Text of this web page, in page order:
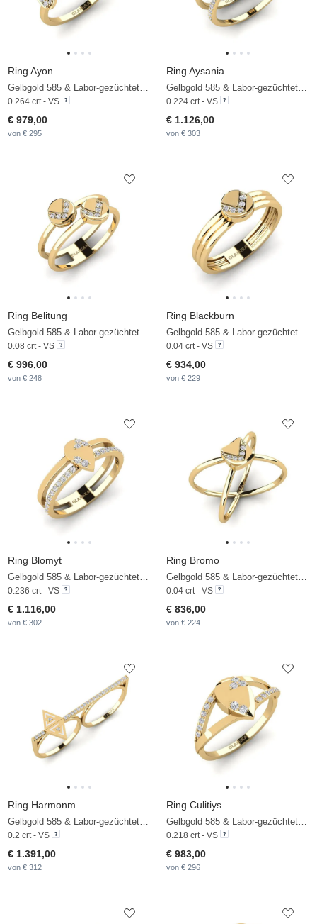
Ring Ayon
0.264 crt - VS
€ 979,00
von € 295
Ring Aysania
0.224 crt - VS
€ 1.126,00
von € 303
Ring Belitung
0.08 crt - VS
€ 996,00
von € 248
Ring Blackburn
0.04 crt - VS
€ 934,00
von € 229
Ring Blomyt
0.236 crt - VS
€ 1.116,00
von € 302
Ring Bromo
0.04 crt - VS
€ 836,00
von € 224
Ring Harmonm
0.2 crt - VS
€ 1.391,00
von € 312
Ring Culitiys
0.218 crt - VS
€ 983,00
von € 296